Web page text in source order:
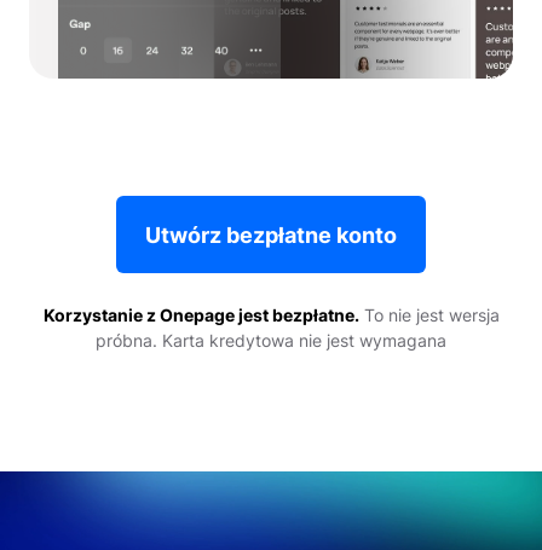
Utwórz bezpłatne konto
Korzystanie z Onepage jest bezpłatne.To nie jest wersja
próbna. Karta kredytowa nie jest wymagana